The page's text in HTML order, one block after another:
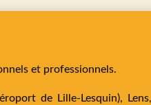
et professionnels.
de Lille-Lesquin), Lens,